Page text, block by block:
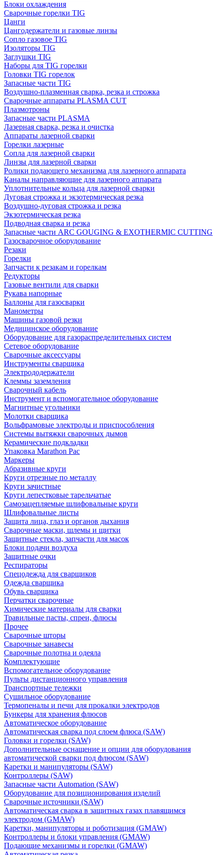
Блоки охлаждения
Сварочные горелки TIG
Цанги
Цангодержатели и газовые линзы
Сопло газовое TIG
Изоляторы TIG
Заглушки TIG
Наборы для TIG горелки
Головки TIG горелок
Запасные части TIG
Воздушно-плазменная сварка, резка и строжка
Сварочные аппараты PLASMA CUT
Плазмотроны
Запасные части PLASMA
Лазерная сварка, резка и очистка
Аппараты лазерной сварки
Горелки лазерные
Сопла для лазерной сварки
Линзы для лазерной сварки
Ролики подающего механизма для лазерного аппарата
Каналы направляющие для лазерного аппарата
Уплотнительные кольца для лазерной сварки
Дуговая строжка и экзотермическая резка
Воздушно-дуговая строжка и резка
Экзотермическая резка
Подводная сварка и резка
Запасные части ARC GOUGING & EXOTHERMIC CUTTING
Газосварочное оборудование
Резаки
Горелки
Запчасти к резакам и горелкам
Редукторы
Газовые вентили для сварки
Рукава напорные
Баллоны для газосварки
Манометры
Машины газовой резки
Медицинское оборудование
Оборудование для газораспределительных систем
Сетевое оборудование
Сварочные аксессуары
Инструменты сварщика
Электрододержатели
Клеммы заземления
Сварочный кабель
Инструмент и вспомогательное оборудование
Магнитные угольники
Молотки сварщика
Вольфрамовые электроды и приспособления
Системы вытяжки сварочных дымов
Керамические подкладки
Упаковка Marathon Pac
Маркеры
Абразивные круги
Круги отрезные по металлу
Круги зачистные
Круги лепестковые тарельчатые
Самозацепляемые шлифовальные круги
Шлифовальные листы
Защита лица, глаз и органов дыхания
Сварочные маски, шлемы и щитки
Защитные стекла, запчасти для масок
Блоки подачи воздуха
Защитные очки
Респираторы
Спецодежда для сварщиков
Одежда сварщика
Обувь сварщика
Перчатки сварочные
Химические материалы для сварки
Травильные пасты, спреи, флюсы
Прочее
Сварочные шторы
Сварочные занавесы
Сварочные полотна и одеяла
Комплектующие
Вспомогательное оборудование
Пульты дистанционного управления
Транспортные тележки
Сушильное оборудование
Термопеналы и печи для прокалки электродов
Бункеры для хранения флюсов
Автоматическое оборудование
Автоматическая сварка под слоем флюса (SAW)
Головки и горелки (SAW)
Дополнительные оснащение и опции для оборудования
автоматической сварки под флюсом (SAW)
Каретки и манипуляторы (SAW)
Контроллеры (SAW)
Запасные части Automation (SAW)
Оборудование для позиционирования изделий
Сварочные источники (SAW)
Автоматическая сварка в защитных газах плавящимся
электродом (GMAW)
Каретки, манипуляторы и роботизация (GMAW)
Контроллеры и блоки управления (GMAW)
Подающие механизмы и горелки (GMAW)